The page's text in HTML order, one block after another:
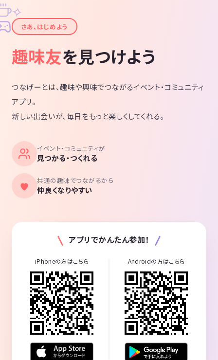
✦
✧
さあ、はじめよう
趣味友を見つけよう
つなげーとは、趣味や興味でつながるイベント・コミュニティ
アプリ。
新しい出会いが、毎日をもっと楽しくしてくれる。
イベント・コミュニティが
見つかる・つくれる
共通の趣味でつながるから
仲良くなりやすい
アプリでかんたん参加！
iPhoneの方はこちら Androidの方はこちら